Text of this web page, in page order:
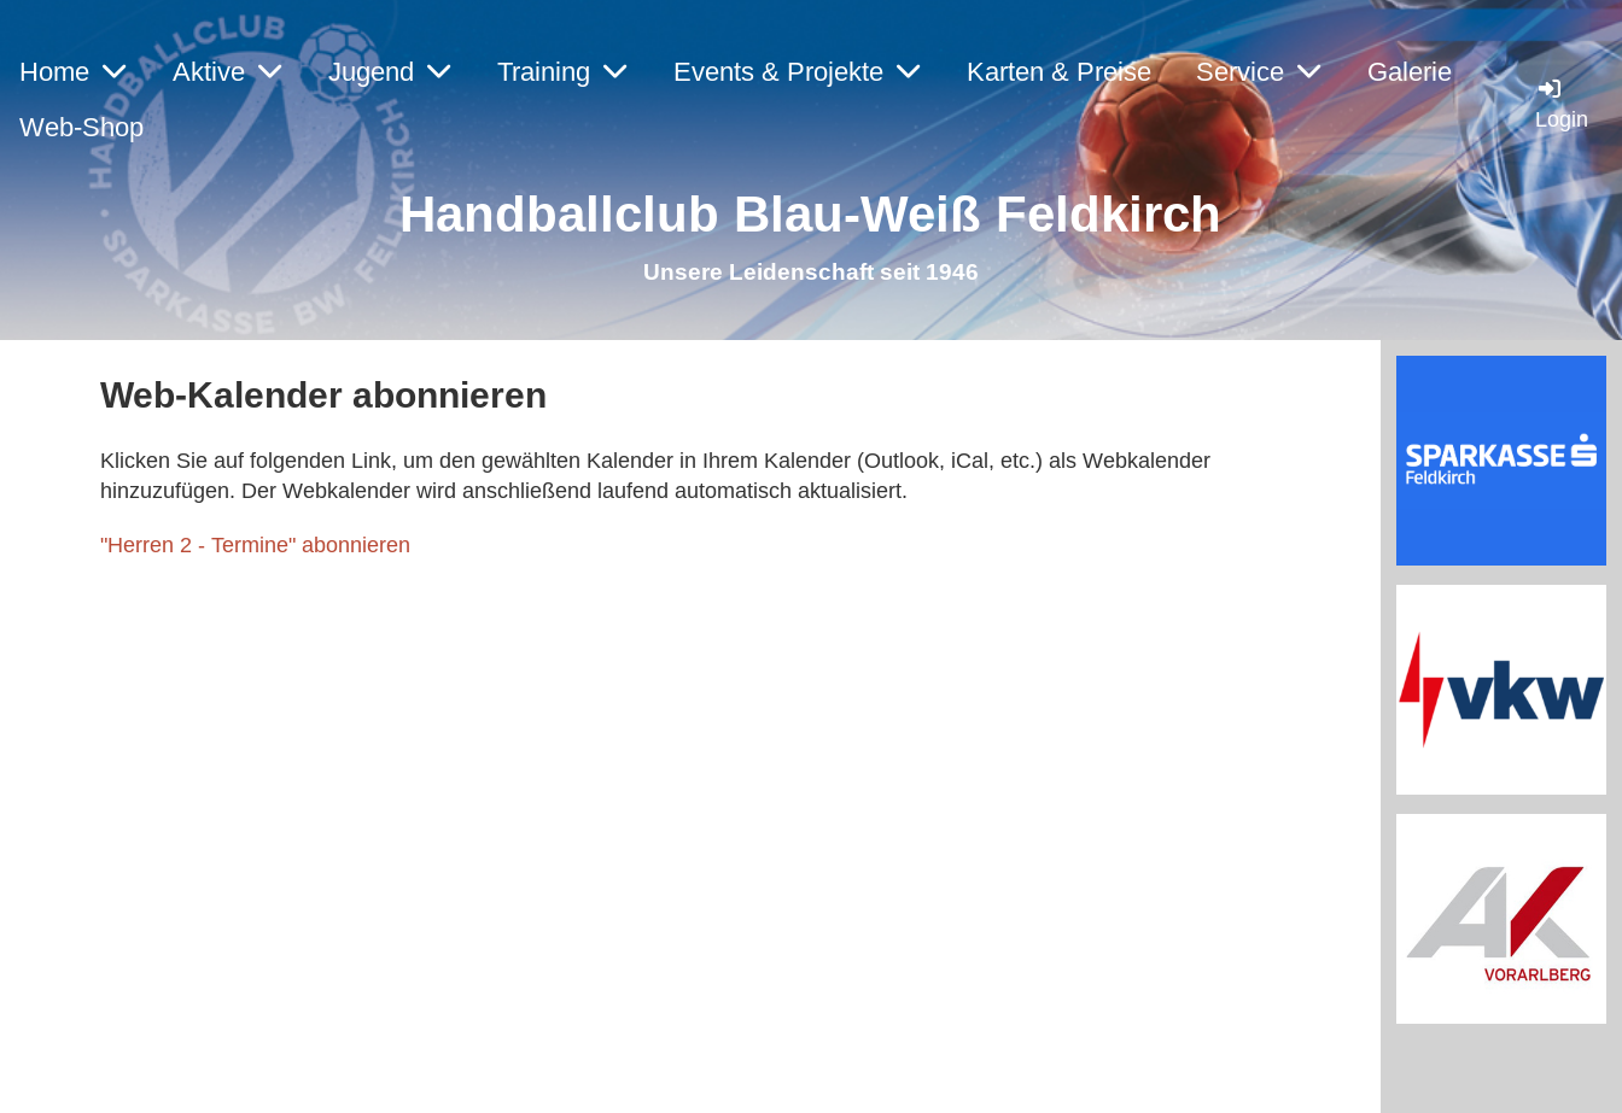
Home Aktive Jugend Training Events & Projekte Karten & Preise Service
Galerie
Web-Shop
Login
Handballclub Blau-Weiß Feldkirch
Unsere Leidenschaft seit 1946
Web-Kalender abonnieren
Klicken Sie auf folgenden Link, um den gewählten Kalender in Ihrem Kalender (Outlook, iCal, etc.) als Webkalender
hinzuzufügen. Der Webkalender wird anschließend laufend automatisch aktualisiert.
"Herren 2 - Termine" abonnieren